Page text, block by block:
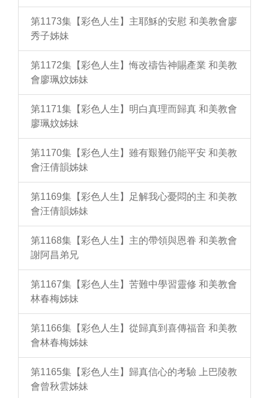
第1173集【彩色人生】主耶穌的安慰 和美教會廖
秀子姊妹
第1172集【彩色人生】悔改禱告神賜產業 和美教
會廖珮妏姊妹
第1171集【彩色人生】明白真理而歸真 和美教會
廖珮妏姊妹
第1170集【彩色人生】雖有艱難仍能平安 和美教
會汪倩韻姊妹
第1169集【彩色人生】足解我心憂悶的主 和美教
會汪倩韻姊妹
第1168集【彩色人生】主的帶領與恩眷 和美教會
謝阿昌弟兄
第1167集【彩色人生】苦難中學習靈修 和美教會
林春梅姊妹
第1166集【彩色人生】從歸真到喜傳福音 和美教
會林春梅姊妹
第1165集【彩色人生】歸真信心的考驗 上巴陵教
會曾秋雲姊妹